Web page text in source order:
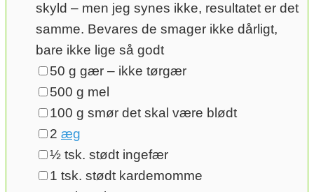
skyld – men jeg synes ikke, resultatet er det
samme. Bevares de smager ikke dårligt,
bare ikke lige så godt
▢
50 g gær – ikke tørgær
▢
500 g mel
▢
100 g smør det skal være blødt
▢
2 æg
▢
½ tsk. stødt ingefær
▢
1 tsk. stødt kardemomme